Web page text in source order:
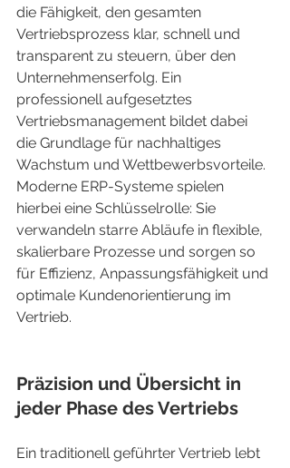
die Fähigkeit, den gesamten
Vertriebsprozess klar, schnell und
transparent zu steuern, über den
Unternehmenserfolg. Ein
professionell aufgesetztes
Vertriebsmanagement bildet dabei
die Grundlage für nachhaltiges
Wachstum und Wettbewerbsvorteile.
Moderne ERP-Systeme spielen
hierbei eine Schlüsselrolle: Sie
verwandeln starre Abläufe in flexible,
skalierbare Prozesse und sorgen so
für Effizienz, Anpassungsfähigkeit und
optimale Kundenorientierung im
Vertrieb.
Präzision und Übersicht in
jeder Phase des Vertriebs
Ein traditionell geführter Vertrieb lebt